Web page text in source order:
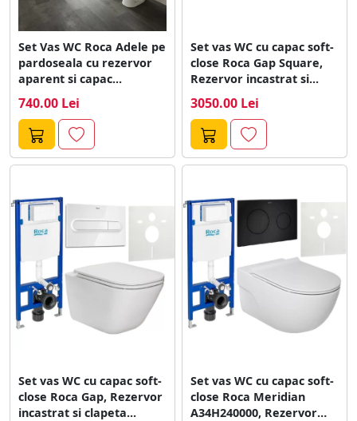
Set Vas WC Roca Adele pe
pardoseala cu rezervor
aparent si capac...
740.00 Lei
Set vas WC cu capac soft-
close Roca Gap Square,
Rezervor incastrat si...
3050.00 Lei
Set vas WC cu capac soft-
close Roca Gap, Rezervor
incastrat si clapeta...
Set vas WC cu capac soft-
close Roca Meridian
A34H240000, Rezervor